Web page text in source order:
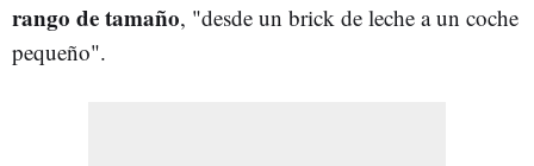
rango de tamaño, "desde un brick de leche a un coche
pequeño".